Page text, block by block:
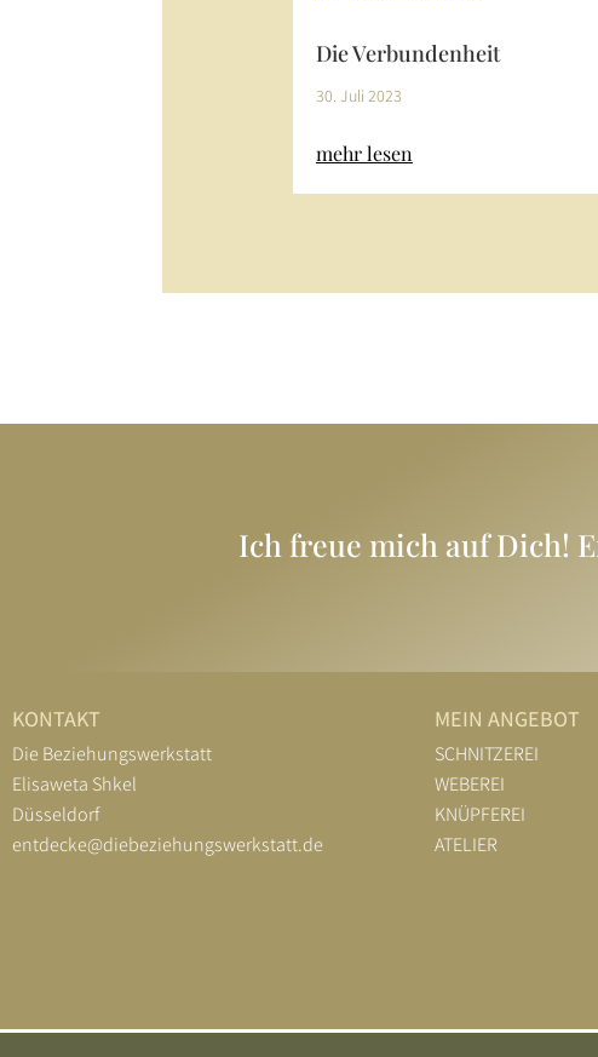
Die Verbundenheit
30. Juli 2023
mehr lesen
Ich freue mich auf Dich!
KONTAKT
Die Beziehungswerkstatt
Elisaweta Shkel
Düsseldorf
entdecke@diebeziehungswerkstatt.de
MEIN ANGEBOT
SCHNITZEREI
WEBEREI
KNÜPFEREI
ATELIER